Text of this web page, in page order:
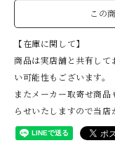
この
【在庫に関して】
商品は実店舗と共有し
い可能性もございます。
またメーカー取寄せ商
らせいたしますので当店